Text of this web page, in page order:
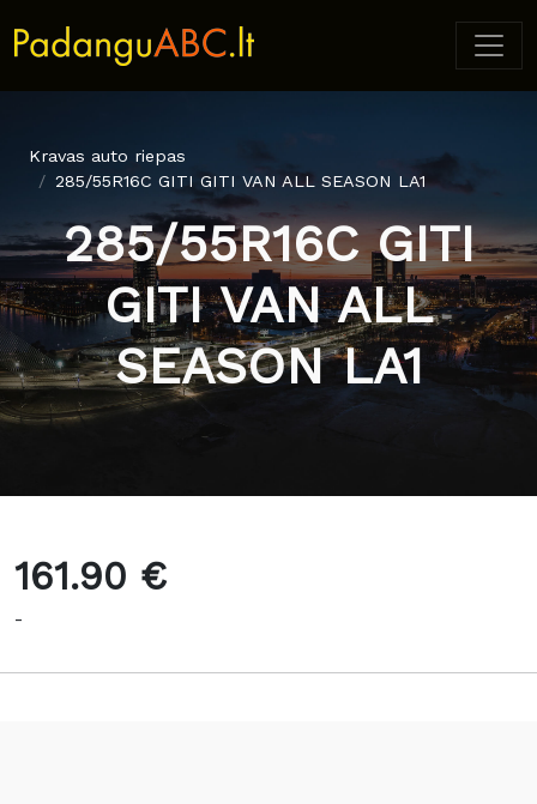
Kravas auto riepas
285/55R16C GITI GITI VAN ALL SEASON LA1
285/55R16C GITI
GITI VAN ALL
SEASON LA1
161.90 €
-